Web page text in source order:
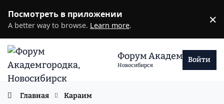
Посмотреть в приложении
A better way to browse. Learn more. ×
Форум Академгородка
Новосибирск
Войти
Главная Караим